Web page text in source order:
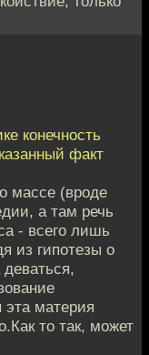
конечность
факт
массе (вроде
а там речь
- всего лишь
из гипотезы о
материя
то так, может